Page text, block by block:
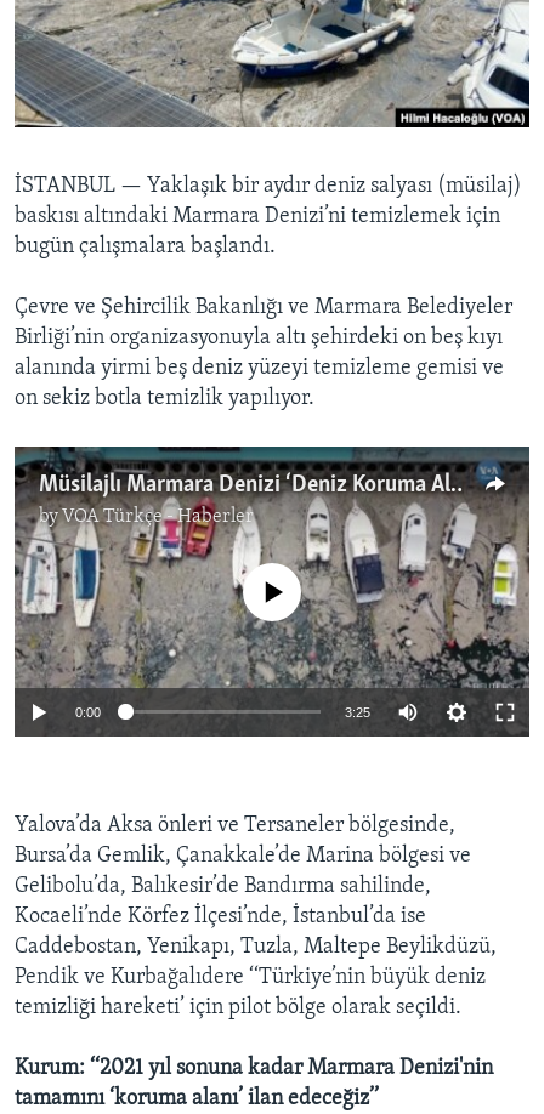
HAYATTAN
SANAT
BIZI TAKIP EDIN
Diller
İSTANBUL — Yaklaşık bir aydır deniz salyası (müsilaj)
baskısı altındaki Marmara Denizi’ni temizlemek için
bugün çalışmalara başlandı.
Çevre ve Şehircilik Bakanlığı ve Marmara Belediyeler
Birliği’nin organizasyonuyla altı şehirdeki on beş kıyı
alanında yirmi beş deniz yüzeyi temizleme gemisi ve
on sekiz botla temizlik yapılıyor.
Müsilajlı Marmara Denizi ‘Deniz Koruma Alanı’ Olacak
byVOA Türkçe - Haberler
No media source currently available
0:00 3:25
Yalova’da Aksa önleri ve Tersaneler bölgesinde,
Bursa’da Gemlik, Çanakkale’de Marina bölgesi ve
Gelibolu’da, Balıkesir’de Bandırma sahilinde,
Kocaeli’nde Körfez İlçesi’nde, İstanbul’da ise
Caddebostan, Yenikapı, Tuzla, Maltepe Beylikdüzü,
Pendik ve Kurbağalıdere ‘‘Türkiye’nin büyük deniz
temizliği hareketi’ için pilot bölge olarak seçildi.
Kurum: ‘‘2021 yıl sonuna kadar Marmara Denizi'nin
tamamını ‘koruma alanı’ ilan edeceğiz’’